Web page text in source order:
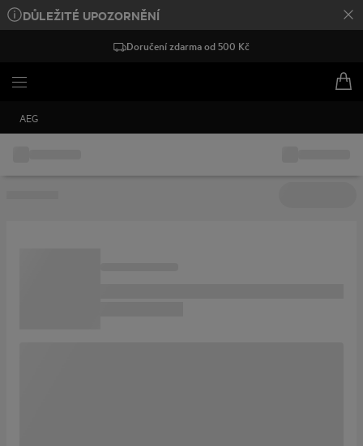
DŮLEŽITÉ UPOZORNĚNÍ
Doručení zdarma od 500 Kč
AEG